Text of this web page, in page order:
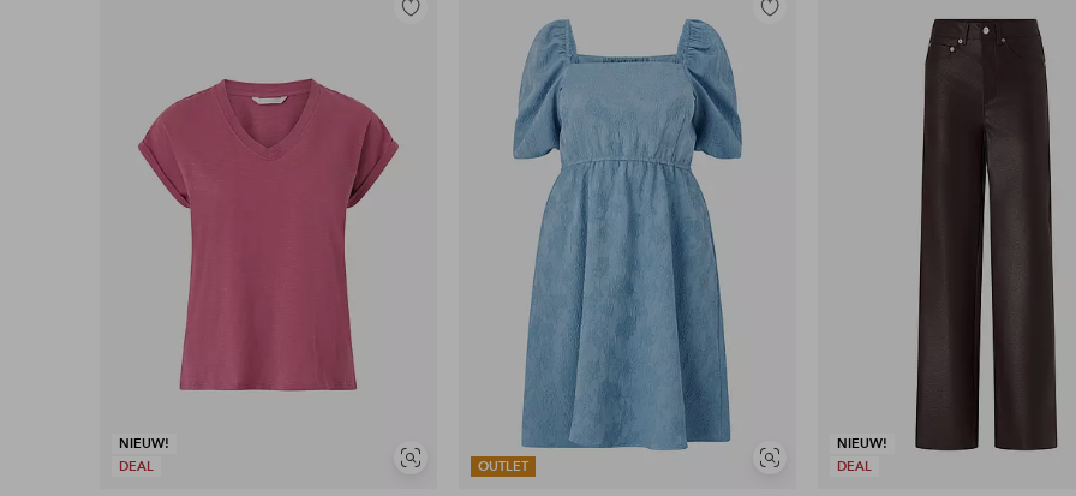
NIEUW!
DEAL
Soortgelijke
Toevoegen
OUTLET
Soortgelijke
Toevoegen
NIEUW!
DEAL